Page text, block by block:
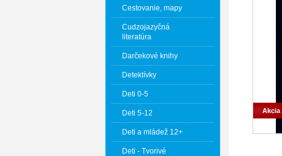
Cestovanie, mapy
Cudzojazyčná
literatúra
Darčekové knihy
Detektívky
Deti 0-5
Deti 5-12
Deti a mládež 12+
Deti - Tvorivé
Akcia